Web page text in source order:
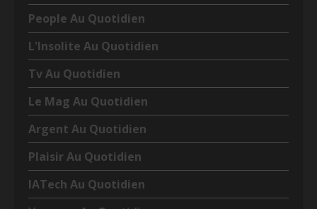
People Au Quotidien
L'Insolite Au Quotidien
Tv Au Quotidien
Le Mag Au Quotidien
Argent Au Quotidien
Plaisir Au Quotidien
IATech Au Quotidien